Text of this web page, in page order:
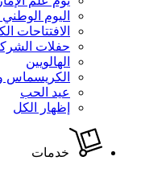
اليوم
الافتتاحات
حفلات
الهالويين
الكريسماس
عيد الحب
إظهار الكل
خدمات